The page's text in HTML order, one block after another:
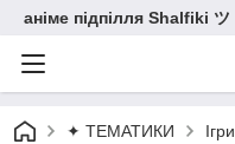
аніме підпілля Shalfiki ツ
✦ ТЕМАТИКИ Ігри